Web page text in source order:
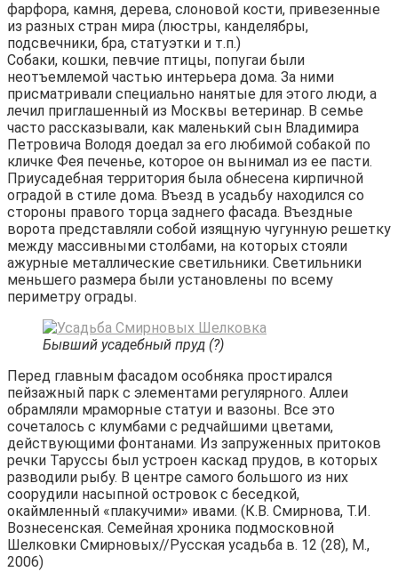
фарфора, камня, дерева, слоновой кости, привезенные
из разных стран мира (люстры, канделябры,
подсвечники, бра, статуэтки и т.п.)
Собаки, кошки, певчие птицы, попугаи были
неотъемлемой частью интерьера дома. За ними
присматривали специально нанятые для этого люди, а
лечил приглашенный из Москвы ветеринар. В семье
часто рассказывали, как маленький сын Владимира
Петровича Володя доедал за его любимой собакой по
кличке Фея печенье, которое он вынимал из ее пасти.
Приусадебная территория была обнесена кирпичной
оградой в стиле дома. Въезд в усадьбу находился со
стороны правого торца заднего фасада. Въездные
ворота представляли собой изящную чугунную решетку
между массивными столбами, на которых стояли
ажурные металлические светильники. Светильники
меньшего размера были установлены по всему
периметру ограды.
Бывший усадебный пруд (?)
Перед главным фасадом особняка простирался
пейзажный парк с элементами регулярного. Аллеи
обрамляли мраморные статуи и вазоны. Все это
сочеталось с клумбами с редчайшими цветами,
действующими фонтанами. Из запруженных притоков
речки Таруссы был устроен каскад прудов, в которых
разводили рыбу. В центре самого большого из них
соорудили насыпной островок с беседкой,
окаймленный «плакучими» ивами. (К.В. Смирнова, Т.И.
Вознесенская. Семейная хроника подмосковной
Шелковки Смирновых//Русская усадьба в. 12 (28), М.,
2006)